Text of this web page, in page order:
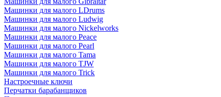
Машинки для малого LDrums
Машинки для малого Ludwig
Машинки для малого Nickelworks
Машинки для малого Peace
Машинки для малого Pearl
Машинки для малого Tama
Машинки для малого TJW
Машинки для малого Trick
Настроечные ключи
Перчатки барабанщиков